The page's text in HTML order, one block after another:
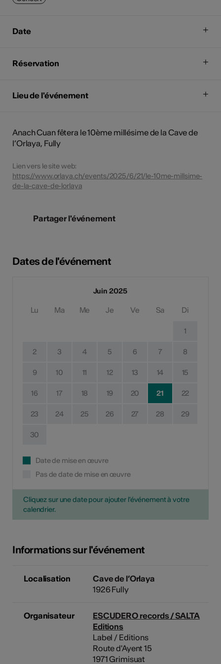
Date
Réservation
Lieu de l'événement
Anach Cuan fêtera le 10ème millésime de la Cave de
l’Orlaya, Fully
Lien vers le site web:
https://www.orlaya.ch/events/2025/6/21/le-10me-millsime-
de-la-cave-de-lorlaya
Partager l'événement
Dates de l'événement
Juin 2025
Lu Ma Me Je Ve Sa Di
1
2 3 4 5 6 7 8
9 10 11 12 13 14 15
16 17 18 19 20 21 22
23 24 25 26 27 28 29
30
Date de mise en œuvre
Pas de date de mise en œuvre
Cliquez sur une date pour ajouter l'événement à votre
calendrier.
Informations sur l'événement
Localisation
Cave de l’Orlaya
1926 Fully
Organisateur
ESCUDERO records / SALTA
Editions
Label / Editions
Route d'Ayent 15
1971 Grimisuat